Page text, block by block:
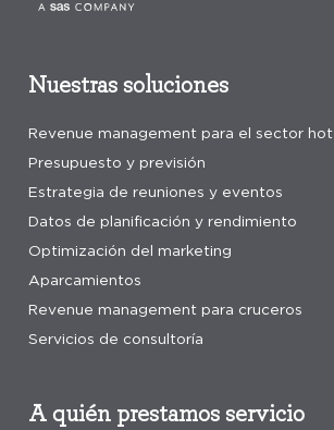
Nuestras soluciones
Revenue management para el sector
Presupuesto y previsión
Estrategia de reuniones y eventos
Datos de planificación y rendimiento
Optimización del marketing
Aparcamientos
Revenue management para cruceros
Servicios de consultoría
A quién prestamos servicio